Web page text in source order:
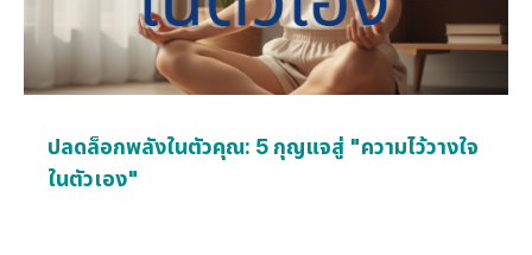
ปลดล็อกพลังในตัวคุณ: 5 กุญแจสู่ "ความไว้วางใจ
ในตัวเอง"